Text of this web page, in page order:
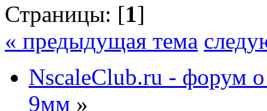
Страницы: [1]
« предыдущая тема
NscaleClub.ru - форум
9мм »